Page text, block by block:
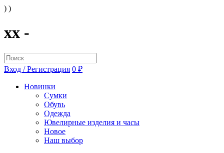
) )
xx -
Вход / Регистрация 0 ₽
Новинки
Сумки
Обувь
Одежда
Ювелирные изделия и часы
Новое
Наш выбор